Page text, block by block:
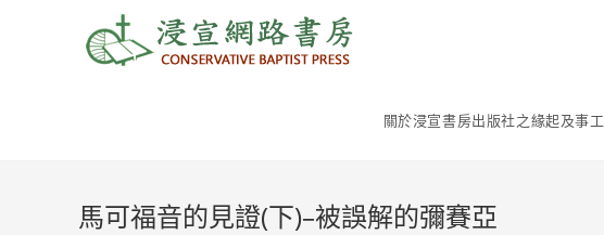
關於浸宣書房出版社之緣起及事工
馬可福音的見證(下)–被誤解的彌賽亞